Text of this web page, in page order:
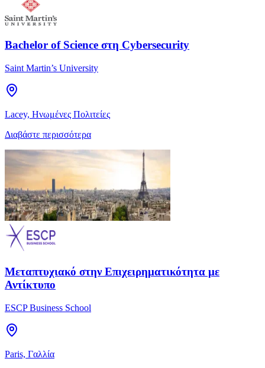
Bachelor of Science στη Cybersecurity
Saint Martin’s University
Lacey, Ηνωμένες Πολιτείες
Διαβάστε περισσότερα
Μεταπτυχιακό στην Επιχειρηματικότητα με
Αντίκτυπο
ESCP Business School
Paris, Γαλλία